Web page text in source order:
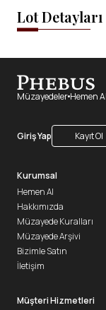
Lot Detayları
Müzayedeler Hemen Al
Giriş Yap Kayıt Ol
Kurumsal
Hemen Al
Hakkımızda
Müzayede Kuralları
Müzayede Arşivi
Bizimle Satın
İletişim
Müşteri Hizmetleri